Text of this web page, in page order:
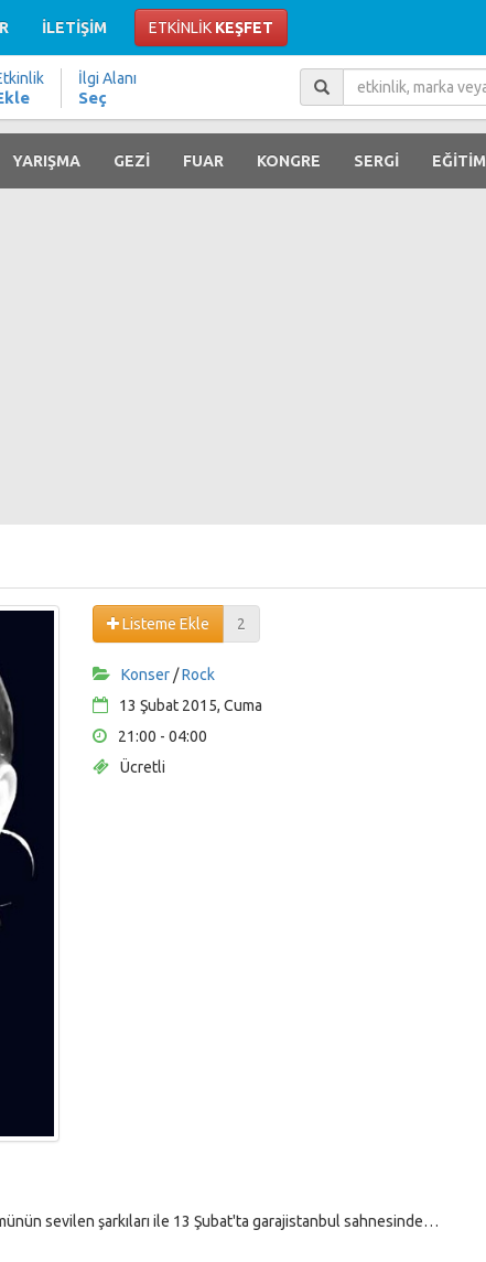
İLETİŞİM ETKİNLİK KEŞFET
İlgi Alanı
Seç
YARIŞMA GEZİ FUAR KONGRE SERGİ EĞİTİM
Listeme Ekle 2
Konser/Rock
13 Şubat 2015, Cuma
21:00 - 04:00
Ücretli
sevilen şarkıları ile 13 Şubat'ta garajistanbul sahnesinde…